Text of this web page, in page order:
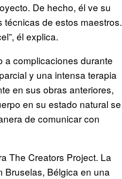
De hecho, él ve su
de estos maestros.
él explica.
a complicaciones durante
y una intensa terapia
en sus obras anteriores,
en su estado natural se
de comunicar con
The Creators Project. La
Bruselas, Bélgica en una